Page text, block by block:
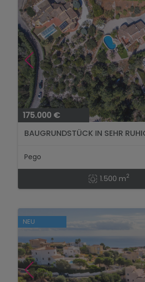
175.000 €
BAUGRUNDSTÜCK IN SEHR
Pego
1.500 m2
NEU